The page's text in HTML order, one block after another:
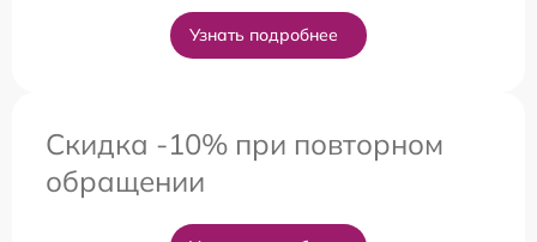
Узнать подробнее
Скидка -10% при повторном
обращении